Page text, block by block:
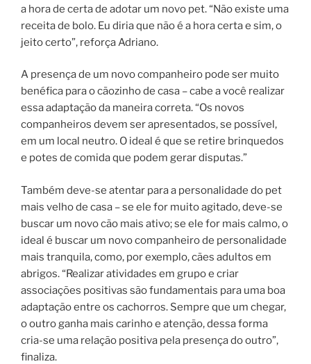
a hora de certa de adotar um novo pet. “Não existe uma
receita de bolo. Eu diria que não é a hora certa e sim, o
jeito certo”, reforça Adriano.
A presença de um novo companheiro pode ser muito
benéfica para o cãozinho de casa – cabe a você realizar
essa adaptação da maneira correta. “Os novos
companheiros devem ser apresentados, se possível,
em um local neutro. O ideal é que se retire brinquedos
e potes de comida que podem gerar disputas.”
Também deve-se atentar para a personalidade do pet
mais velho de casa – se ele for muito agitado, deve-se
buscar um novo cão mais ativo; se ele for mais calmo, o
ideal é buscar um novo companheiro de personalidade
mais tranquila, como, por exemplo, cães adultos em
abrigos. “Realizar atividades em grupo e criar
associações positivas são fundamentais para uma boa
adaptação entre os cachorros. Sempre que um chegar,
o outro ganha mais carinho e atenção, dessa forma
cria-se uma relação positiva pela presença do outro”,
finaliza.